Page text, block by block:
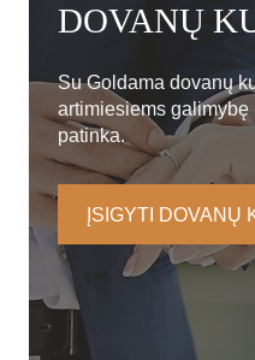
DOVANŲ
Su Goldama dovanų
artimiesiems
patinka.
ĮSIGYTI DOVANŲ